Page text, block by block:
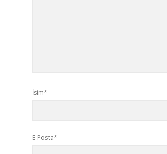
İsim*
E-Posta*